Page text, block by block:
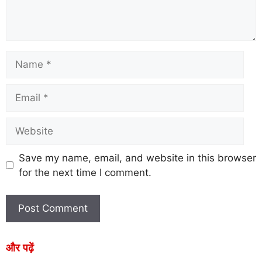
Save my name, email, and website in this browser
for the next time I comment.
और पढ़ें